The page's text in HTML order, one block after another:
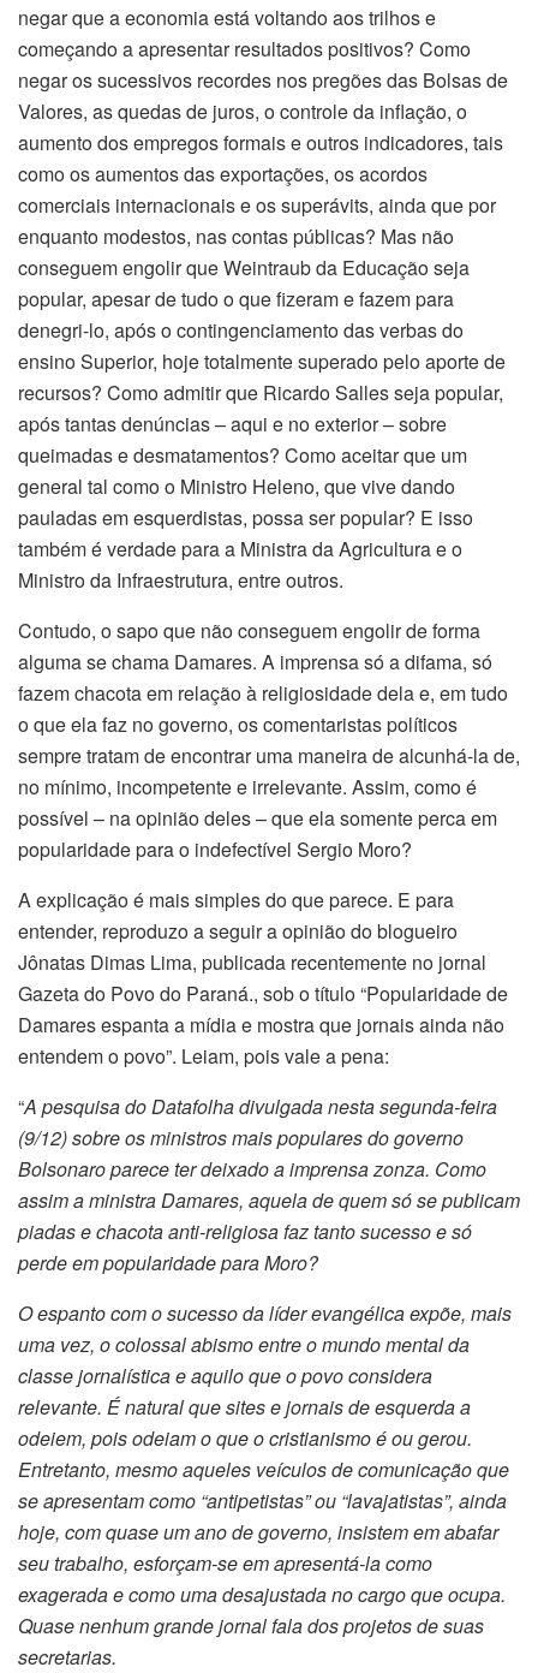
negar que a economia está voltando aos trilhos e
começando a apresentar resultados positivos? Como
negar os sucessivos recordes nos pregões das Bolsas de
Valores, as quedas de juros, o controle da inflação, o
aumento dos empregos formais e outros indicadores, tais
como os aumentos das exportações, os acordos
comerciais internacionais e os superávits, ainda que por
enquanto modestos, nas contas públicas? Mas não
conseguem engolir que Weintraub da Educação seja
popular, apesar de tudo o que fizeram e fazem para
denegri-lo, após o contingenciamento das verbas do
ensino Superior, hoje totalmente superado pelo aporte de
recursos? Como admitir que Ricardo Salles seja popular,
após tantas denúncias – aqui e no exterior – sobre
queimadas e desmatamentos? Como aceitar que um
general tal como o Ministro Heleno, que vive dando
pauladas em esquerdistas, possa ser popular? E isso
também é verdade para a Ministra da Agricultura e o
Ministro da Infraestrutura, entre outros.
Contudo, o sapo que não conseguem engolir de forma
alguma se chama Damares. A imprensa só a difama, só
fazem chacota em relação à religiosidade dela e, em tudo
o que ela faz no governo, os comentaristas políticos
sempre tratam de encontrar uma maneira de alcunhá-la de,
no mínimo, incompetente e irrelevante. Assim, como é
possível – na opinião deles – que ela somente perca em
popularidade para o indefectível Sergio Moro?
A explicação é mais simples do que parece. E para
entender, reproduzo a seguir a opinião do blogueiro
Jônatas Dimas Lima, publicada recentemente no jornal
Gazeta do Povo do Paraná., sob o título “Popularidade de
Damares espanta a mídia e mostra que jornais ainda não
entendem o povo”. Leiam, pois vale a pena:
“A pesquisa do Datafolha divulgada nesta segunda-feira
(9/12) sobre os ministros mais populares do governo
Bolsonaro parece ter deixado a imprensa zonza. Como
assim a ministra Damares, aquela de quem só se publicam
piadas e chacota anti-religiosa faz tanto sucesso e só
perde em popularidade para Moro?
O espanto com o sucesso da líder evangélica expõe, mais
uma vez, o colossal abismo entre o mundo mental da
classe jornalística e aquilo que o povo considera
relevante. É natural que sites e jornais de esquerda a
odeiem, pois odeiam o que o cristianismo é ou gerou.
Entretanto, mesmo aqueles veículos de comunicação que
se apresentam como “antipetistas” ou “lavajatistas”, ainda
hoje, com quase um ano de governo, insistem em abafar
seu trabalho, esforçam-se em apresentá-la como
exagerada e como uma desajustada no cargo que ocupa.
Quase nenhum grande jornal fala dos projetos de suas
secretarias.